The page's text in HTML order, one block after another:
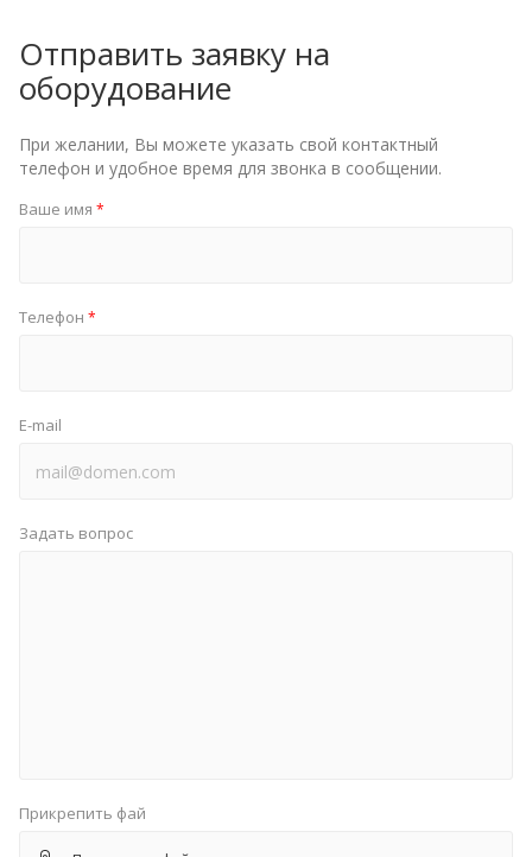
Отправить заявку на
оборудование
При желании, Вы можете указать свой контактный
телефон и удобное время для звонка в сообщении.
Ваше имя *
Телефон *
E-mail
Задать вопрос
Прикрепить фай